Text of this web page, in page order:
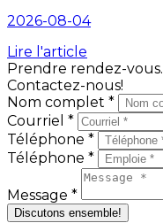
2026-08-04
Lire l'article
Prendre rendez-vous.
Contactez-nous!
Nom complet *
Courriel *
Téléphone *
Téléphone *
Message *
Discutons ensemble!